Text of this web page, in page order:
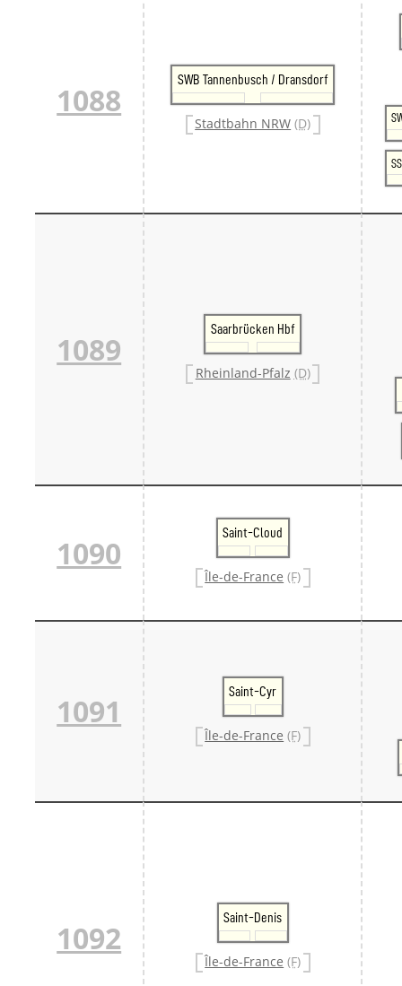
1088
SWB Tannenbusch / Dransdorf
Stadtbahn NRW (D)
1089
Saarbrücken Hbf
Rheinland-Pfalz (D)
1090
Saint-Cloud
Île-de-France (F)
1091
Saint-Cyr
Île-de-France (F)
1092
Saint-Denis
Île-de-France (F)